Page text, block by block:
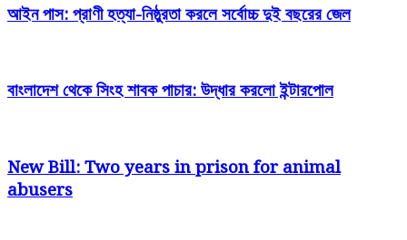
আইন পাস: প্রাণী হত্যা-নিষ্ঠুরতা করলে সর্বোচ্চ দুই বছরের জেল
বাংলাদেশ থেকে সিংহ শাবক পাচার: উদ্ধার করলো ইন্টারপোল
New Bill: Two years in prison for animal
abusers